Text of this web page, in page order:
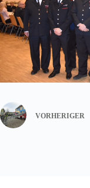
VORHERIGER